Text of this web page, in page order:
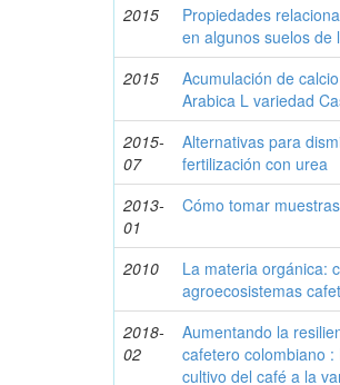
2015
Propiedades
en algunos suelos de
2015
Acumulación de
Arabica L variedad
2015-
07
Alternativas para
fertilización con urea
2013-
01
Cómo tomar
2010
La materia orgánica:
agroecosistemas
2018-
02
Aumentando la
cafetero colombiano
cultivo del café a la